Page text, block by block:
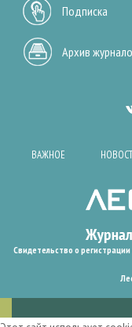
Подписка
Архив
ВАЖНОЕ
Свидетельство о